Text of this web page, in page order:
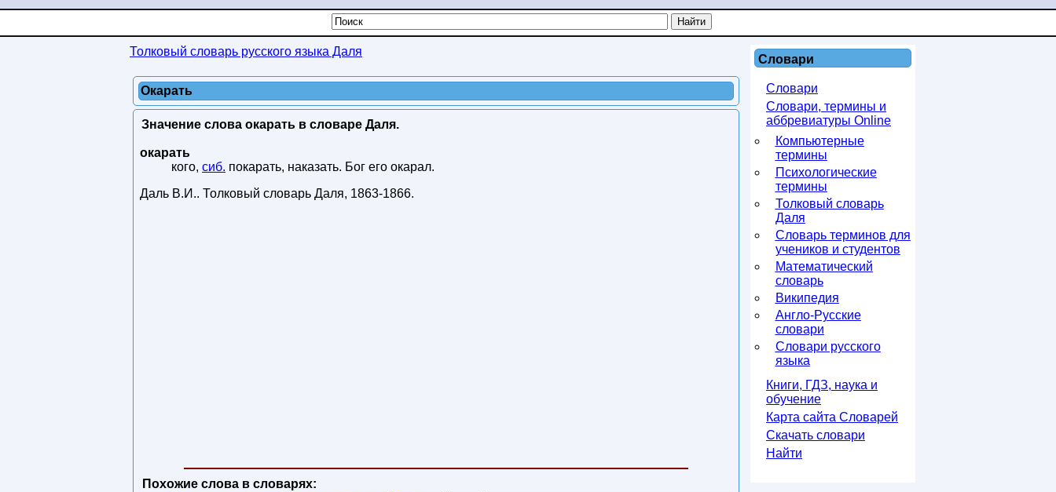
Толковый словарь русского языка Даля
Окарать
Значение слова окарать в словаре Даля.
окарать
кого, сиб. покарать, наказать. Бог его окарал.
Даль В.И.. Толковый словарь Даля, 1863-1866.
Похожие слова в словарях:
Словари
Словари
Словари, термины и
аббревиатуры Online
Компьютерные
термины
Психологические
термины
Толковый словарь
Даля
Словарь терминов для
учеников и студентов
Математический
словарь
Википедия
Англо-Русские
словари
Словари русского
языка
Книги, ГДЗ, наука и
обучение
Карта сайта Словарей
Скачать словари
Найти